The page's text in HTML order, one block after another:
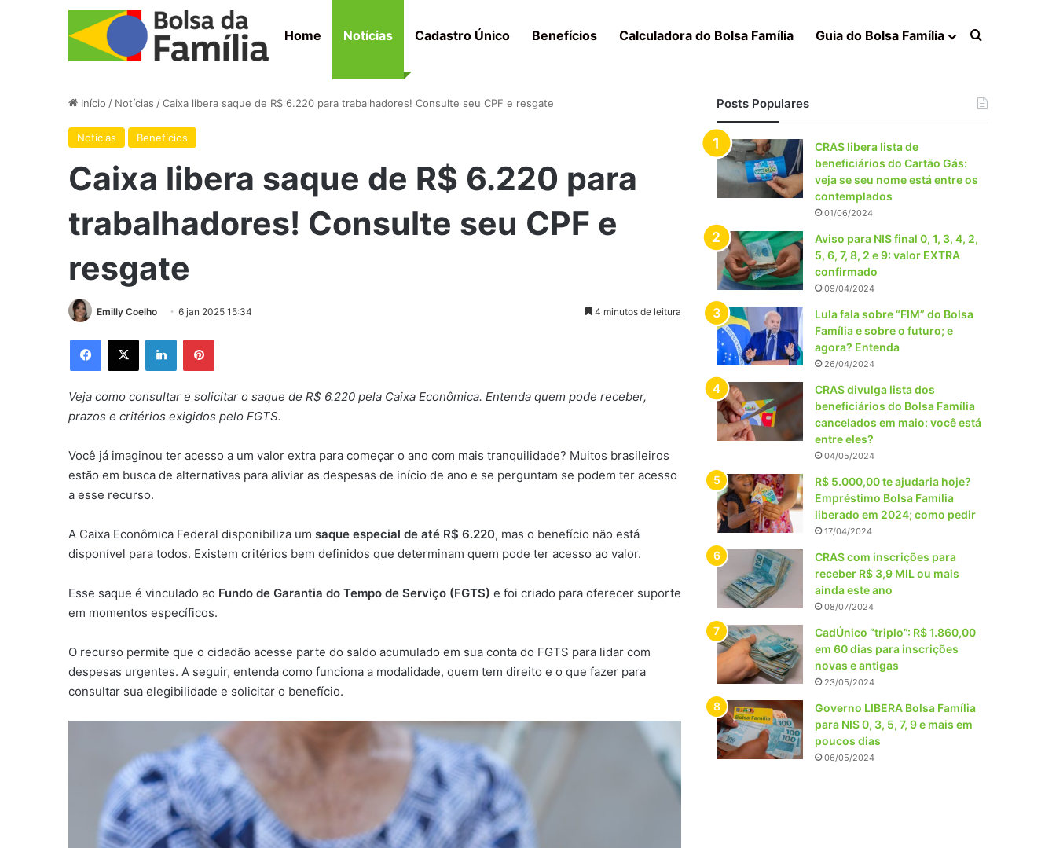
Home Notícias Cadastro Único Benefícios Calculadora do Bolsa Família Guia do Bolsa Família Procurar por
Início / Notícias /Caixa libera saque de R$ 6.220 para trabalhadores! Consulte seu CPF e resgate
Notícias Benefícios
Caixa libera saque de R$ 6.220 para
trabalhadores! Consulte seu CPF e
resgate
Emilly Coelho 6 jan 2025 15:34 4 minutos de leitura
Facebook
X LinkedinPinterest
Veja como consultar e solicitar o saque de R$ 6.220 pela Caixa Econômica. Entenda quem pode receber,
prazos e critérios exigidos pelo FGTS.
Você já imaginou ter acesso a um valor extra para começar o ano com mais tranquilidade? Muitos brasileiros
estão em busca de alternativas para aliviar as despesas de início de ano e se perguntam se podem ter acesso
a esse recurso.
A Caixa Econômica Federal disponibiliza um saque especial de até R$ 6.220, mas o benefício não está
disponível para todos. Existem critérios bem definidos que determinam quem pode ter acesso ao valor.
Esse saque é vinculado ao Fundo de Garantia do Tempo de Serviço (FGTS) e foi criado para oferecer suporte
em momentos específicos.
O recurso permite que o cidadão acesse parte do saldo acumulado em sua conta do FGTS para lidar com
despesas urgentes. A seguir, entenda como funciona a modalidade, quem tem direito e o que fazer para
consultar sua elegibilidade e solicitar o benefício.
Posts Populares
CRAS libera lista de
beneficiários do Cartão Gás:
veja se seu nome está entre os
contemplados
01/06/2024
Aviso para NIS final 0, 1, 3, 4, 2,
5, 6, 7, 8, 2 e 9: valor EXTRA
confirmado
09/04/2024
Lula fala sobre “FIM” do Bolsa
Família e sobre o futuro; e
agora? Entenda
26/04/2024
CRAS divulga lista dos
beneficiários do Bolsa Família
cancelados em maio: você está
entre eles?
04/05/2024
R$ 5.000,00 te ajudaria hoje?
Empréstimo Bolsa Família
liberado em 2024; como pedir
17/04/2024
CRAS com inscrições para
receber R$ 3,9 MIL ou mais
ainda este ano
08/07/2024
CadÚnico “triplo”: R$ 1.860,00
em 60 dias para inscrições
novas e antigas
23/05/2024
Governo LIBERA Bolsa Família
para NIS 0, 3, 5, 7, 9 e mais em
poucos dias
06/05/2024